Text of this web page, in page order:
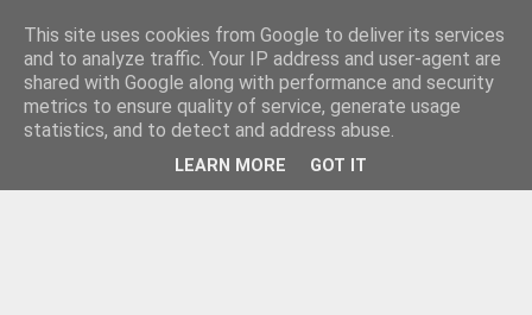
This site uses cookies from Google to deliver its services
and to analyze traffic. Your IP address and user-agent are
shared with Google along with performance and security
metrics to ensure quality of service, generate usage
statistics, and to detect and address abuse.
LEARN MORE GOT IT